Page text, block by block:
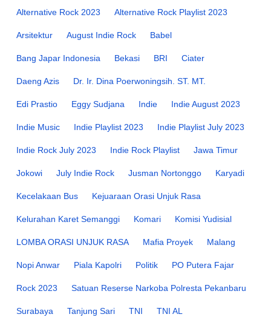
Alternative Rock 2023 Alternative Rock Playlist 2023
Arsitektur August Indie Rock Babel
Bang Japar Indonesia Bekasi BRI Ciater
Daeng Azis Dr. Ir. Dina Poerwoningsih. ST. MT.
Edi Prastio Eggy Sudjana Indie Indie August 2023
Indie Music Indie Playlist 2023 Indie Playlist July 2023
Indie Rock July 2023 Indie Rock Playlist Jawa Timur
Jokowi July Indie Rock Jusman Nortonggo Karyadi
Kecelakaan Bus Kejuaraan Orasi Unjuk Rasa
Kelurahan Karet Semanggi Komari Komisi Yudisial
LOMBA ORASI UNJUK RASA Mafia Proyek Malang
Nopi Anwar Piala Kapolri Politik PO Putera Fajar
Rock 2023 Satuan Reserse Narkoba Polresta Pekanbaru
Surabaya Tanjung Sari TNI TNI AL